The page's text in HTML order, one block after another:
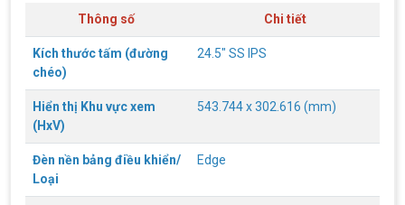
Thông số Chi tiết
Kích thước tấm (đường
chéo)
24.5" SS IPS
Hiển thị Khu vực xem
(HxV)
543.744 x 302.616 (mm)
Đèn nền bảng điều khiển/
Loại
Edge